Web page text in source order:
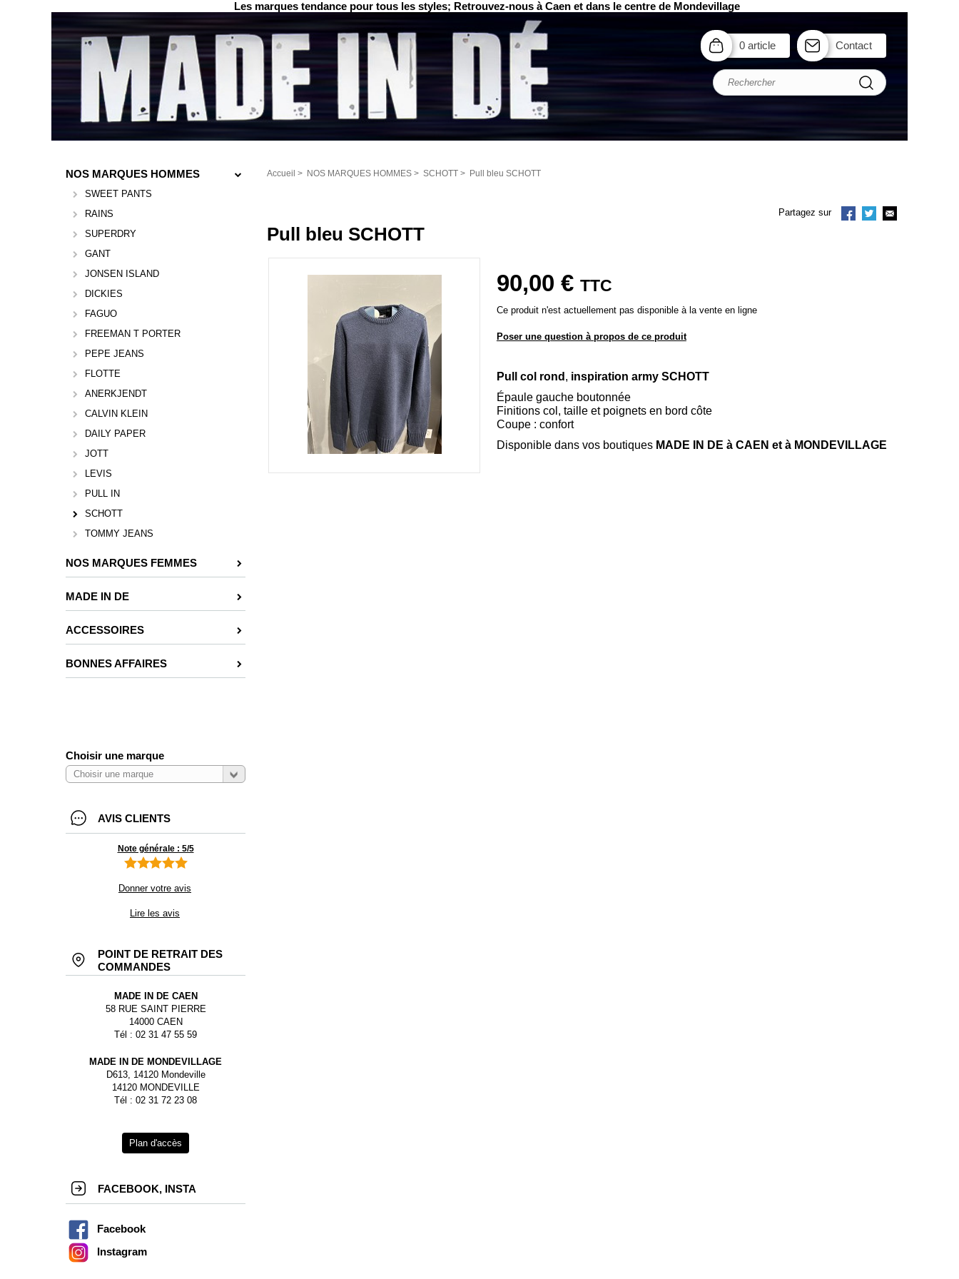
Les marques tendance pour tous les styles; Retrouvez-nous à Caen et dans le centre de Mondevillage
0 article Contact
NOS MARQUES HOMMES
SWEET PANTS
RAINS
SUPERDRY
GANT
JONSEN ISLAND
DICKIES
FAGUO
FREEMAN T PORTER
PEPE JEANS
FLOTTE
ANERKJENDT
CALVIN KLEIN
DAILY PAPER
JOTT
LEVIS
PULL IN
SCHOTT
TOMMY JEANS
NOS MARQUES FEMMES
MADE IN DE
ACCESSOIRES
BONNES AFFAIRES
Choisir une marque
AVIS CLIENTS
Note générale : 5/5
Donner votre avis
Lire les avis
POINT DE RETRAIT DES
COMMANDES
MADE IN DE CAEN
58 RUE SAINT PIERRE
14000 CAEN
Tél : 02 31 47 55 59
MADE IN DE MONDEVILLAGE
D613, 14120 Mondeville
14120 MONDEVILLE
Tél : 02 31 72 23 08
Plan d'accès
FACEBOOK, INSTA
Facebook
Instagram
Accueil > NOS MARQUES HOMMES > SCHOTT > Pull bleu SCHOTT
Partagez sur
Pull bleu SCHOTT
90,00 € TTC
Ce produit n'est actuellement pas disponible à la vente en ligne
Poser une question à propos de ce produit
Pull col rond , inspiration army SCHOTT
Épaule gauche boutonnée
Finitions col, taille et poignets en bord côte
Coupe : confort
Disponible dans vos boutiques MADE IN DE à CAEN et à MONDEVILLAGE